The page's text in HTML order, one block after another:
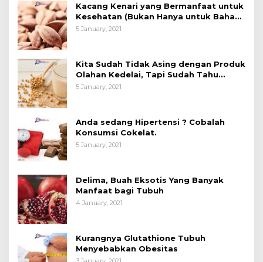
Kacang Kenari yang Bermanfaat untuk
Kesehatan (Bukan Hanya untuk Bahan
Kue)
5 January, 2021
Kita Sudah Tidak Asing dengan Produk
Olahan Kedelai, Tapi Sudah Tahu
Manfaatnya untuk Kesehatan?
5 January, 2021
Anda sedang Hipertensi ? Cobalah
Konsumsi Cokelat.
5 January, 2021
Delima, Buah Eksotis Yang Banyak
Manfaat bagi Tubuh
4 January, 2021
Kurangnya Glutathione Tubuh
Menyebabkan Obesitas